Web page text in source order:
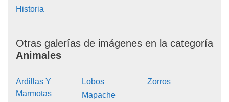
Historia
Otras galerías de imágenes en la categoría
Animales
Ardillas Y
Marmotas
Lobos
Mapache
Zorros